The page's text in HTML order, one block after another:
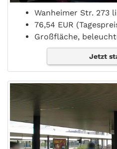
Wanheimer Str. 273
76,54 EUR
Großfläche,
Jetzt